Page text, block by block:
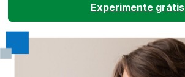
Experimente grátis